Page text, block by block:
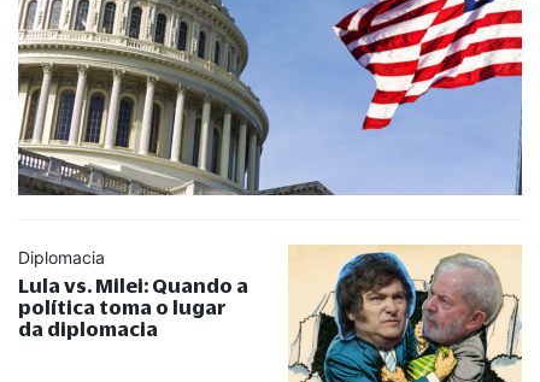
Diplomacia
Lula vs. Milei: Quando a
política toma o lugar
da diplomacia